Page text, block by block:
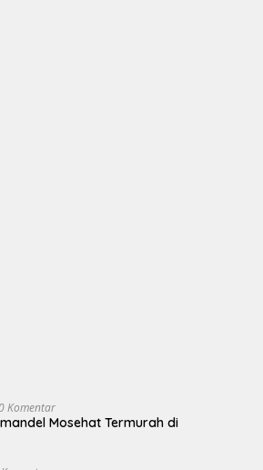
Komentar
Mosehat Termurah di